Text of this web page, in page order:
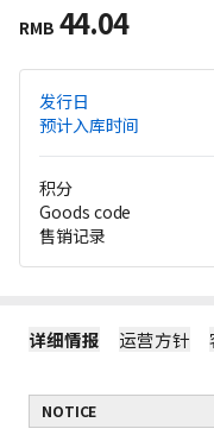
RMB 44.04
发行日
预计入库时间
积分
Goods code
售销记录
详细情报 运营方针
NOTICE